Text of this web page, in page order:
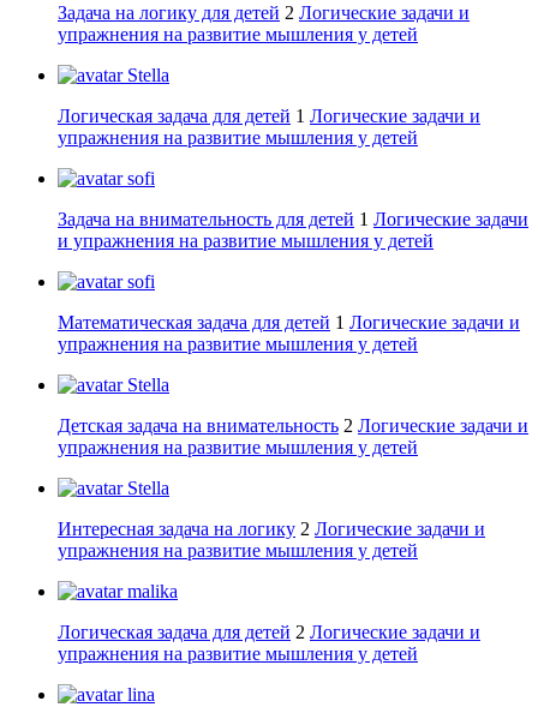
Задача на логику для детей 2 Логические задачи и
упражнения на развитие мышления у детей
Stella
Логическая задача для детей 1 Логические задачи и
упражнения на развитие мышления у детей
sofi
Задача на внимательность для детей 1 Логические задачи
и упражнения на развитие мышления у детей
sofi
Математическая задача для детей 1 Логические задачи и
упражнения на развитие мышления у детей
Stella
Детская задача на внимательность 2 Логические задачи и
упражнения на развитие мышления у детей
Stella
Интересная задача на логику 2 Логические задачи и
упражнения на развитие мышления у детей
malika
Логическая задача для детей 2 Логические задачи и
упражнения на развитие мышления у детей
lina